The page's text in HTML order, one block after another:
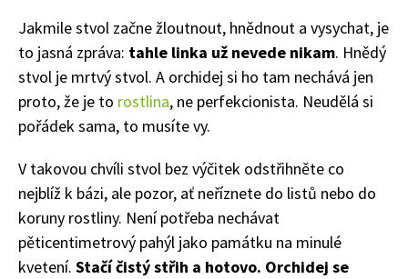
Jakmile stvol začne žloutnout, hnědnout a vysychat, je
to jasná zpráva: tahle linka už nevede nikam. Hnědý
stvol je mrtvý stvol. A orchidej si ho tam nechává jen
proto, že je to rostlina, ne perfekcionista. Neudělá si
pořádek sama, to musíte vy.
V takovou chvíli stvol bez výčitek odstřihněte co
nejblíž k bázi, ale pozor, ať neříznete do listů nebo do
koruny rostliny. Není potřeba nechávat
pěticentimetrový pahýl jako památku na minulé
kvetení. Stačí čistý střih a hotovo. Orchidej se